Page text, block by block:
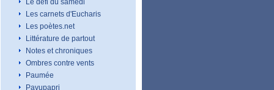
Le défi du samedi
Les carnets d'Eucharis
Les poètes.net
Littérature de partout
Notes et chroniques
Ombres contre vents
Paumée
Pavupapri